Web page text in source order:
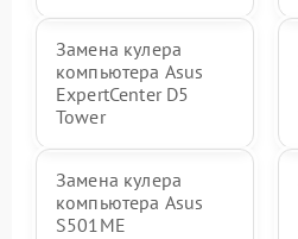
Замена кулера
компьютера Asus
ExpertCenter D5
Tower
Замена кулера
компьютера Asus
S501ME